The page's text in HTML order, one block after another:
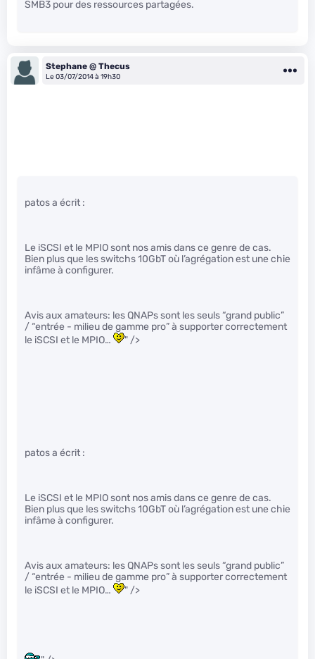
SMB3 pour des ressources partagées.
Stephane @ Thecus
Le 03/07/2014 à 19h30
patos a écrit :
Le iSCSI et le MPIO sont nos amis dans ce genre de cas.
Bien plus que les switchs 10GbT où l’agrégation est une chie
infâme à configurer.
Avis aux amateurs: les QNAPs sont les seuls “grand public”
/ “entrée - milieu de gamme pro” à supporter correctement
le iSCSI et le MPIO…
" />
patos a écrit :
Le iSCSI et le MPIO sont nos amis dans ce genre de cas.
Bien plus que les switchs 10GbT où l’agrégation est une chie
infâme à configurer.
Avis aux amateurs: les QNAPs sont les seuls “grand public”
/ “entrée - milieu de gamme pro” à supporter correctement
le iSCSI et le MPIO…
" />